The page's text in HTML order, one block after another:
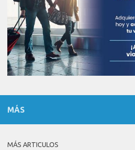
MÁS
MÁS ARTICULOS